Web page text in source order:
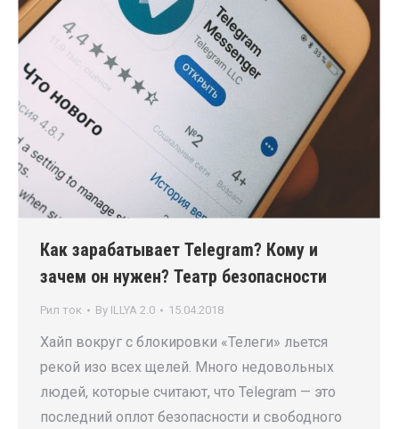
Как зарабатывает Telegram? Кому и
зачем он нужен? Театр безопасности
Рил ток By ILLYA 2.0 15.04.2018
Хайп вокруг с блокировки «Телеги» льется
рекой изо всех щелей. Много недовольных
людей, которые считают, что Telegram — это
последний оплот безопасности и свободного